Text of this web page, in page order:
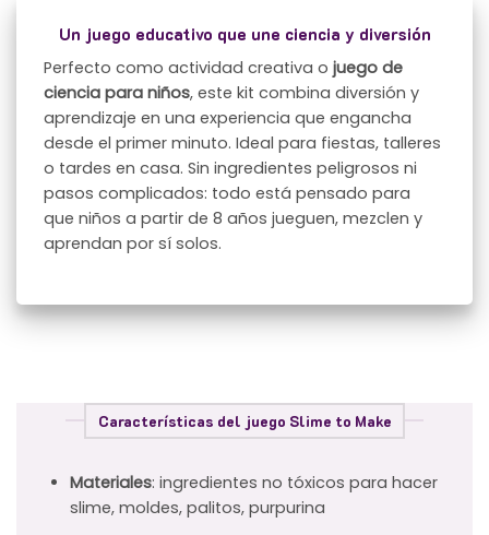
Un juego educativo que une ciencia y diversión
Perfecto como actividad creativa ojuego de
ciencia para niños, este kit combina diversión y
aprendizaje en una experiencia que engancha
desde el primer minuto. Ideal para fiestas, talleres
o tardes en casa. Sin ingredientes peligrosos ni
pasos complicados: todo está pensado para
que niños a partir de 8 años jueguen, mezclen y
aprendan por sí solos.
Características del juego Slime to Make
Materiales: ingredientes no tóxicos para hacer
slime, moldes, palitos, purpurina